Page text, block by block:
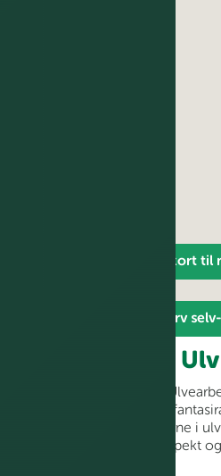
Download kodekort til
Download farv
Ulv
Ulve går i 2.-3. klasse.
Rudyard Kipling som
aktiviteter lærer spejderne i
omgås naturen med respekt